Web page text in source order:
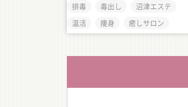
排毒
毒出し
沼津エステ
温活
痩身 癒しサロン